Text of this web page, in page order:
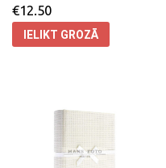
€12.50
IELIKT GROZĀ